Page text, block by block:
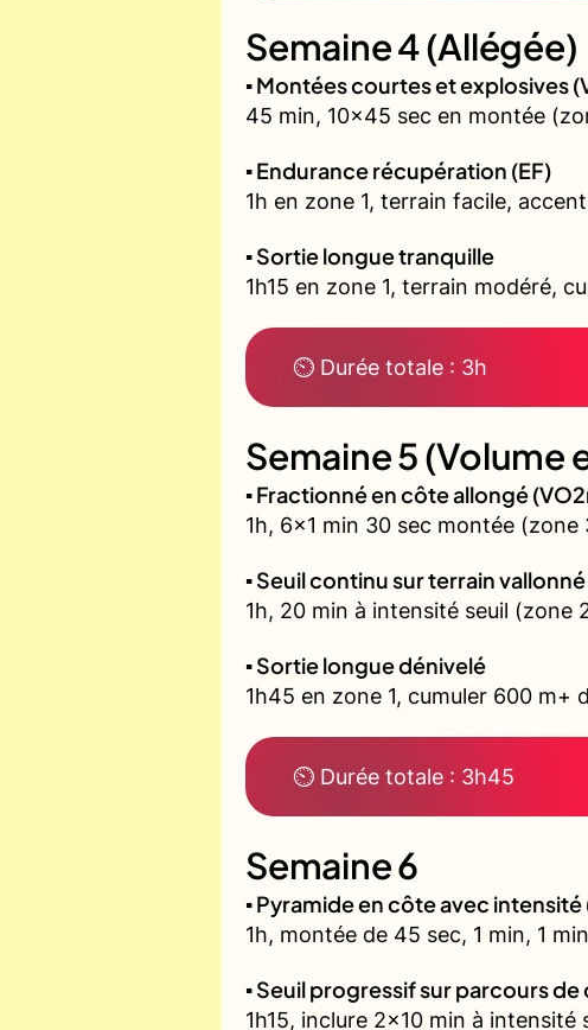
Semaine 4 (Allégée)
▪️ Montées courtes et explosives
45 min, 10x45 sec en montée
▪️ Endurance récupération (EF)
1h en zone 1, terrain facile,
▪️ Sortie longue tranquille
1h15 en zone 1, terrain modéré,
⏲ Durée totale : 3h
Semaine 5 (Volume
▪️ Fractionné en côte allongé
1h, 6x1 min 30 sec montée
▪️ Seuil continu sur terrain
1h, 20 min à intensité seuil (zone
▪️ Sortie longue dénivelé
1h45 en zone 1, cumuler 600 m+
⏲ Durée totale : 3h45
Semaine 6
▪️ Pyramide en côte avec
1h, montée de 45 sec, 1 min, 1
▪️ Seuil progressif sur parcours de
1h15, inclure 2x10 min à